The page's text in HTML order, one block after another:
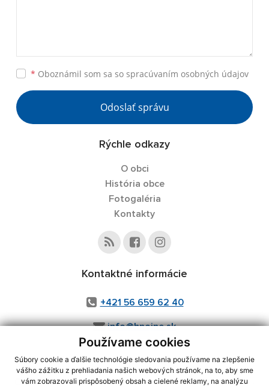
Používame cookies
Súbory cookie a ďalšie technológie sledovania používame na zlepšenie
vášho zážitku z prehliadania našich webových stránok, na to, aby sme
vám zobrazovali prispôsobený obsah a cielené reklamy, na analýzu
* Oboznámil som sa so spracúvaním osobných údajov
Odoslať správu
Rýchle odkazy
O obci
História obce
Fotogaléria
Kontakty
Kontaktné informácie
+421 56 659 62 40
info@hnojne.sk
využite možnosť získavania aktuálnych informácií s využitím RSS